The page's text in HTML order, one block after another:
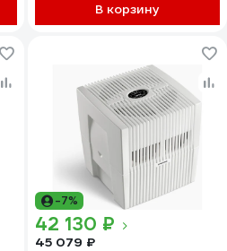
В корзину
-7%
42 130 ₽
45 079 ₽